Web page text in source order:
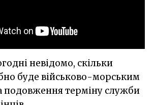
невідомо, скільки
буде військово-морським
терміну служби